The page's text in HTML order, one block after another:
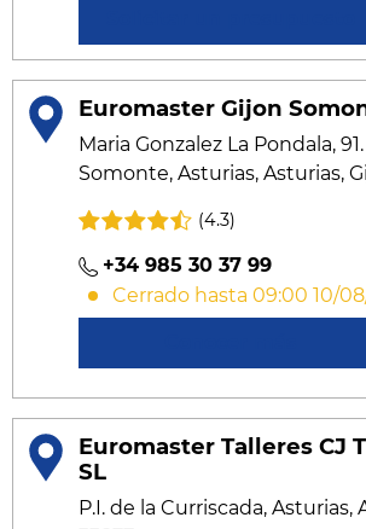
Euromaster Gijon
Maria Gonzalez La Pondala,
Somonte, Asturias, Asturias,
(4.3)
+34 985 30 37 99
Cerrado hasta 09:00 10/
Euromaster Talleres CJ
SL
P.I. de la Curriscada, Asturias,